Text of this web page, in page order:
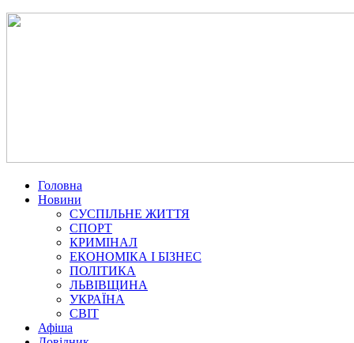
Головна
Новини
СУСПІЛЬНЕ ЖИТТЯ
СПОРТ
КРИМІНАЛ
ЕКОНОМІКА І БІЗНЕС
ПОЛІТИКА
ЛЬВІВЩИНА
УКРАЇНА
СВІТ
Афіша